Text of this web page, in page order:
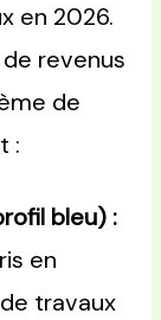
en 2026.
revenus
de
:
bleu) :
en
travaux